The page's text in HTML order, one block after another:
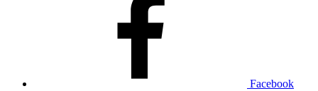
Facebook